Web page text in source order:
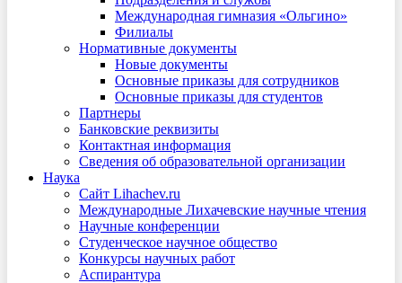
Международная гимназия «Ольгино»
Филиалы
Нормативные документы
Новые документы
Основные приказы для сотрудников
Основные приказы для студентов
Партнеры
Банковские реквизиты
Контактная информация
Сведения об образовательной организации
Наука
Сайт Lihachev.ru
Международные Лихачевские научные чтения
Научные конференции
Студенческое научное общество
Конкурсы научных работ
Аспирантура